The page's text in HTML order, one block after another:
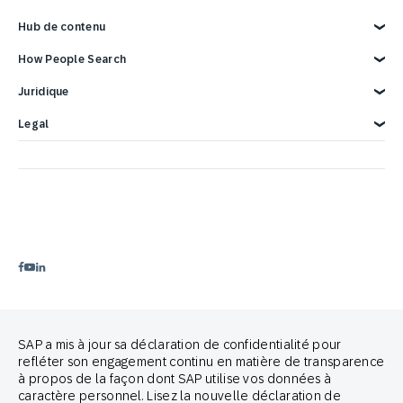
SAP a mis à jour sa déclaration de confidentialité pour
refléter son engagement continu en matière de transparence
à propos de la façon dont SAP utilise vos données à
caractère personnel. Lisez la nouvelle déclaration de
Carrières
Démo de 3 minutes
Intégrations SAP
Intégrations publicitaires
Aperçu
Blog
Hub de contenu
SAP Engagement Cloud Festival
Product Release
How People Search
Cross-Channel Marketing
Juridique
Mentions légales
Legal